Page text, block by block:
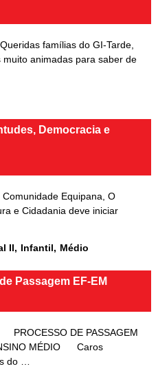
famílias do GI-Tarde,
animadas para saber de
Democracia e
Equipana, O
e Cidadania deve iniciar
II, Infantil, Médio
Passagem EF-EM
PROCESSO DE PASSAGEM
MÉDIO Caros
do …